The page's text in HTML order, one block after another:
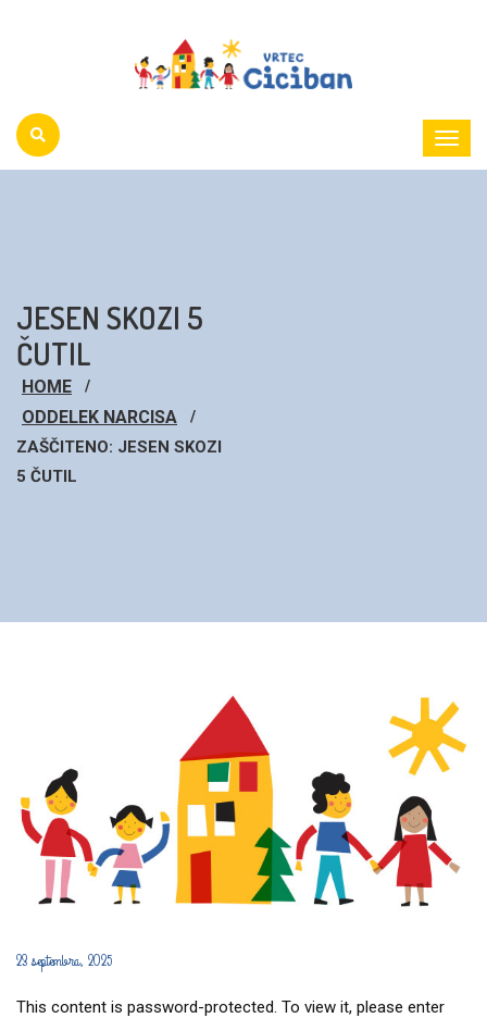
JESEN SKOZI 5
ČUTIL
HOME
ODDELEK NARCISA
ZAŠČITENO: JESEN SKOZI
5 ČUTIL
23 septembra, 2025
This content is password-protected. To view it, please enter